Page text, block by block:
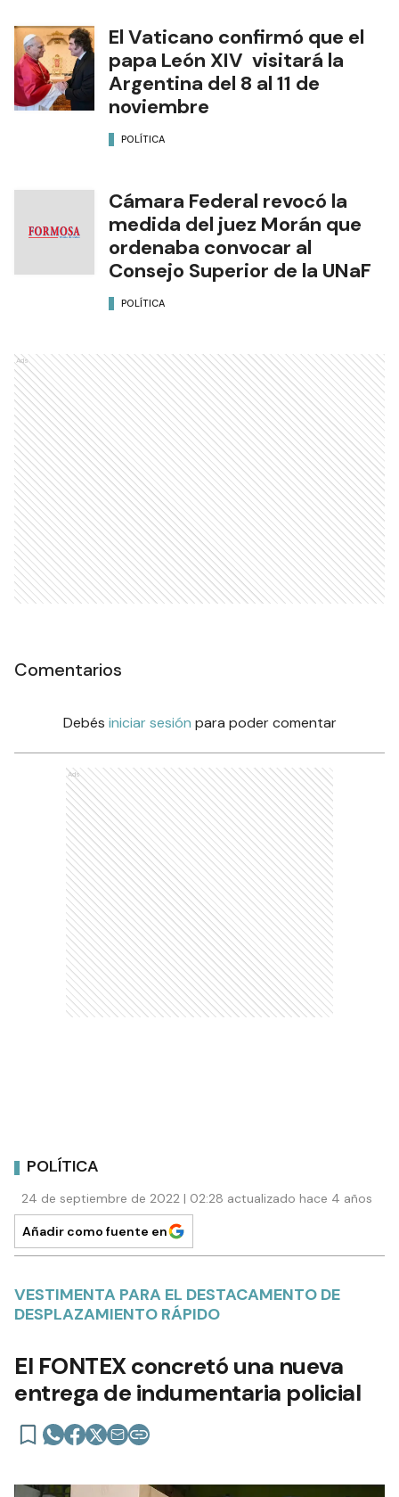
El Vaticano confirmó que el
papa León XIV visitará la
Argentina del 8 al 11 de
noviembre
POLÍTICA
Cámara Federal revocó la
medida del juez Morán que
ordenaba convocar al
Consejo Superior de la UNaF
POLÍTICA
Ads
Comentarios
Debés iniciar sesión para poder comentar
Ads
POLÍTICA
24 de septiembre de 2022 | 02:28 actualizado hace 4 años
Añadir como fuente en
VESTIMENTA PARA EL DESTACAMENTO DE
DESPLAZAMIENTO RÁPIDO
El FONTEX concretó una nueva
entrega de indumentaria policial